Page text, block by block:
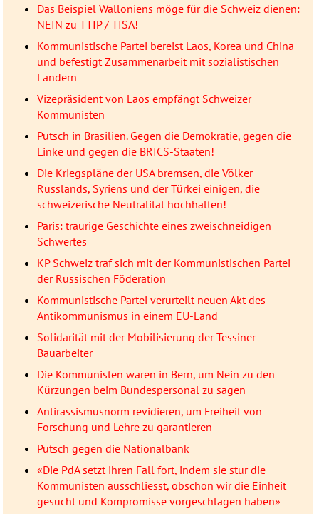
Das Beispiel Walloniens möge für die Schweiz dienen:
NEIN zu TTIP / TISA!
Kommunistische Partei bereist Laos, Korea und China
und befestigt Zusammenarbeit mit sozialistischen
Ländern
Vizepräsident von Laos empfängt Schweizer
Kommunisten
Putsch in Brasilien. Gegen die Demokratie, gegen die
Linke und gegen die BRICS-Staaten!
Die Kriegspläne der USA bremsen, die Völker
Russlands, Syriens und der Türkei einigen, die
schweizerische Neutralität hochhalten!
Paris: traurige Geschichte eines zweischneidigen
Schwertes
KP Schweiz traf sich mit der Kommunistischen Partei
der Russischen Föderation
Kommunistische Partei verurteilt neuen Akt des
Antikommunismus in einem EU-Land
Solidarität mit der Mobilisierung der Tessiner
Bauarbeiter
Die Kommunisten waren in Bern, um Nein zu den
Kürzungen beim Bundespersonal zu sagen
Antirassismusnorm revidieren, um Freiheit von
Forschung und Lehre zu garantieren
Putsch gegen die Nationalbank
«Die PdA setzt ihren Fall fort, indem sie stur die
Kommunisten ausschliesst, obschon wir die Einheit
gesucht und Kompromisse vorgeschlagen haben»